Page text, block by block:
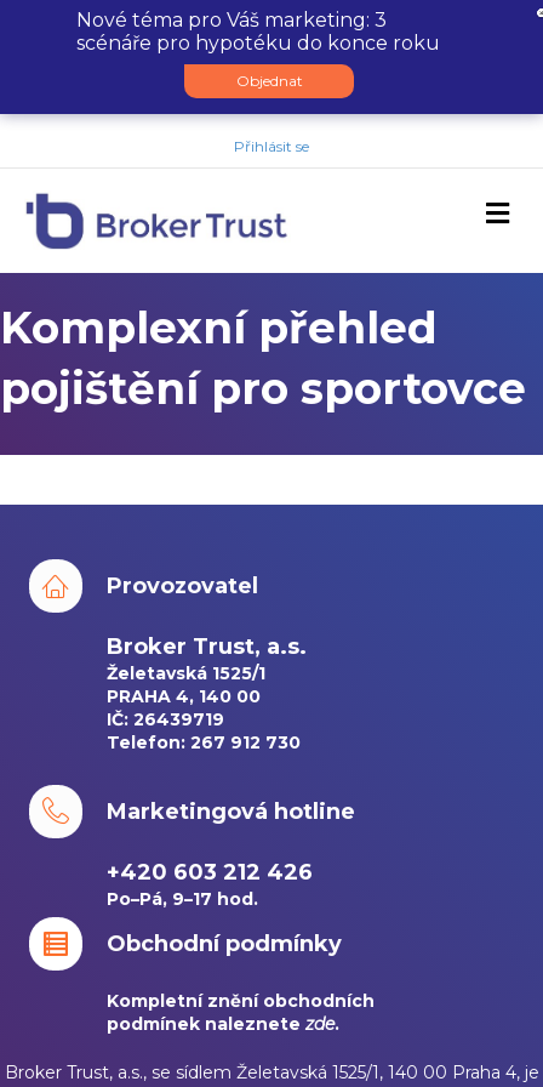
Přihlásit se
Komplexní přehled
pojištění pro sportovce
Provozovatel
Broker Trust, a.s.
Želetavská 1525/1
PRAHA 4, 140 00
IČ: 26439719
Telefon: 267 912 730
Marketingová hotline
+420 603 212 426
Po–Pá, 9–17 hod.
Obchodní podmínky
Kompletní znění obchodních
podmínek naleznetezde.
Broker Trust, a.s., se sídlem Želetavská 1525/1, 140 00 Praha 4, je
Nové téma pro Váš marketing: 3
scénáře pro hypotéku do konce roku
Objednat